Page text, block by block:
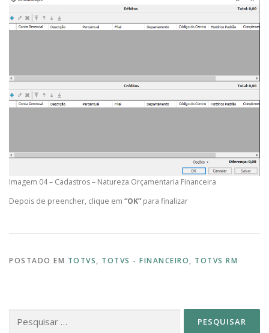
Imagem 04 – Cadastros – Natureza Orçamentaria Financeira
Depois de preencher, clique em “OK”para finalizar
POSTADO EM TOTVS, TOTVS - FINANCEIRO, TOTVS RM
por: